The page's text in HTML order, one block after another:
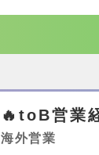
🔥toB営業
海外営業